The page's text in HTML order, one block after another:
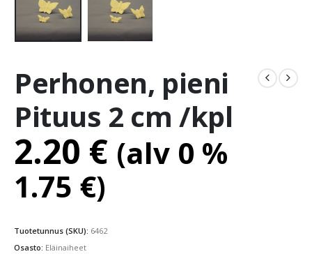
Perhonen, pieni
Pituus 2 cm /kpl
2.20 € (alv 0 %
1.75 €)
Tuotetunnus (SKU): 6462
Osasto: Eläinaiheet